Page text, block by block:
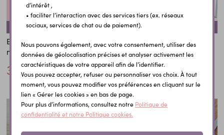
REMISE SUR LA QUANTITÉ
REMISE SUR LA QUANTITÉ
Etiquette bouteille vin pour
marraine exceptionnelle
3,00 €
REMISE SUR LA QUANTITÉ
REMISE SUR LA QUANTITÉ
Etiquette bouteille vin pour
parrain exceptionnel
3,00 €
d’intérêt ,
• faciliter l’interaction avec des services tiers (ex. réseaux
sociaux, services de chat ou de paiement).
Nous pouvons également, avec votre consentement, utiliser des
données de géolocalisation précises et analyser activement les
caractéristiques de votre appareil afin de l’identifier.
Vous pouvez accepter, refuser ou personnaliser vos choix. À tout
moment, vous pouvez modifier vos préférences en cliquant sur le
lien « Gérer les cookies » en bas de page.
Pour plus d’informations, consultez notre Politique de
confidentialité et notre Politique cookies.